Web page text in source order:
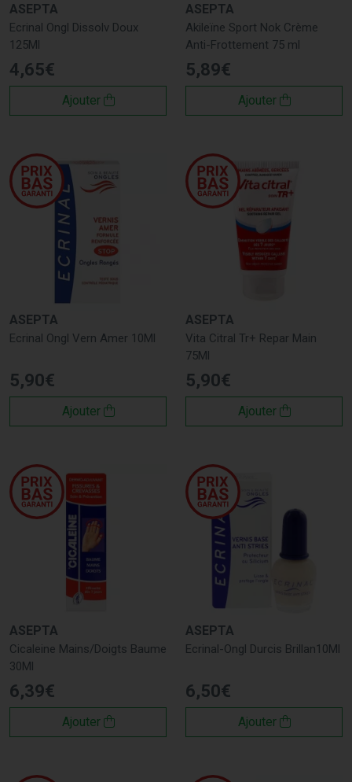
ASEPTA
Ecrinal Ongl Dissolv Doux
125Ml
4,65€
Ajouter
ASEPTA
Akileïne Sport Nok Crème
Anti-Frottement 75 ml
5,89€
Ajouter
ASEPTA
Ecrinal Ongl Vern Amer 10Ml
5,90€
Ajouter
ASEPTA
Vita Citral Tr+ Repar Main
75Ml
5,90€
Ajouter
ASEPTA
Cicaleine Mains/Doigts Baume
30Ml
6,39€
Ajouter
ASEPTA
Ecrinal-Ongl Durcis Brillan10Ml
6,50€
Ajouter